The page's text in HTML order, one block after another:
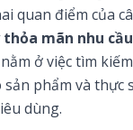
quan điểm của
mãn nhu
ở việc tìm
sản phẩm và thực
dùng.